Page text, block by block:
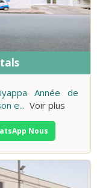
Année de
e... Voir plus
Nous